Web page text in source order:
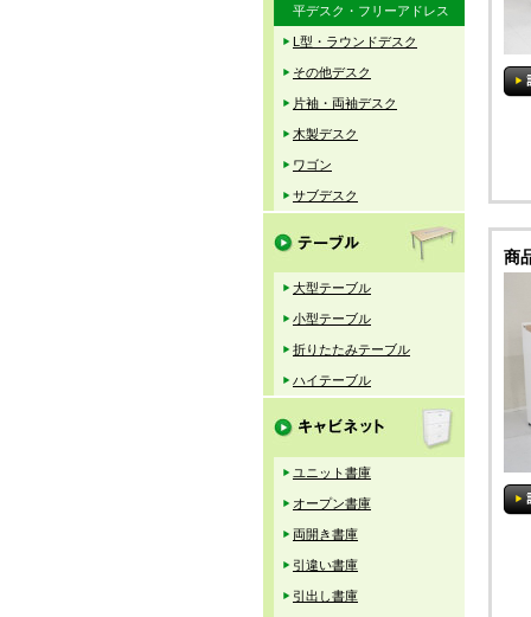
商
平デスク・フリーアドレス
L型・ラウンドデスク
その他デスク
片袖・両袖デスク
木製デスク
ワゴン
サブデスク
大型テーブル
小型テーブル
折りたたみテーブル
ハイテーブル
ユニット書庫
オープン書庫
両開き書庫
引違い書庫
引出し書庫